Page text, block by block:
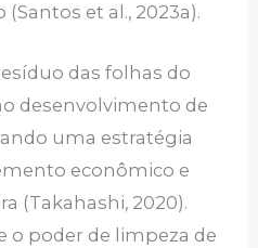
et al., 2023a).
das folhas do
desenvolvimento de
uma estratégia
econômico e
(Takahashi, 2020).
o poder de limpeza de